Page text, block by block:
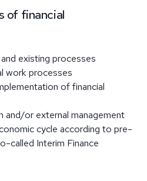
of financial
existing processes
work processes
of financial
and/or external management
cycle according to pre-
called Interim Finance